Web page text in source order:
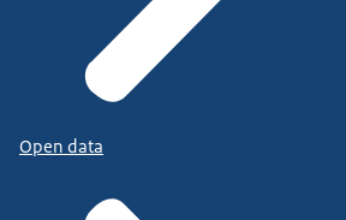
Open data